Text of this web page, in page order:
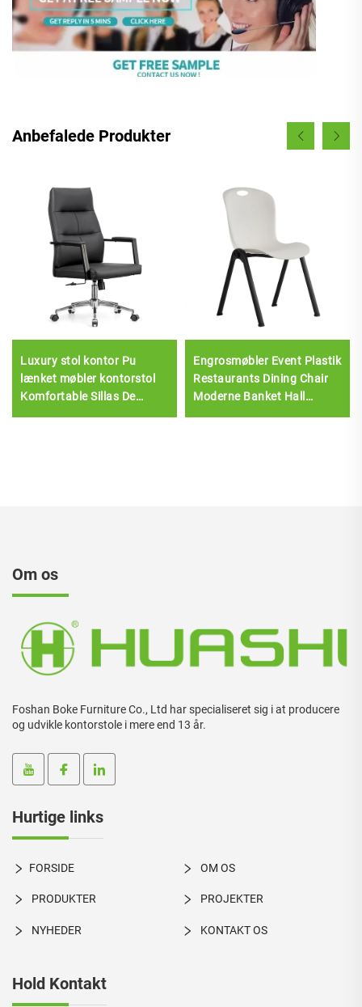
Anbefalede Produkter
Luxury stol kontor Pu
lænket møbler kontorstol
Komfortable Sillas De
Engrosmøbler Event Plastik
Restaurants Dining Chair
Moderne Banket Hall
Om os
Foshan Boke Furniture Co., Ltd har specialiseret sig i at producere
og udvikle kontorstole i mere end 13 år.
Hurtige links
FORSIDE OM OS
PRODUKTER PROJEKTER
NYHEDER KONTAKT OS
Hold Kontakt